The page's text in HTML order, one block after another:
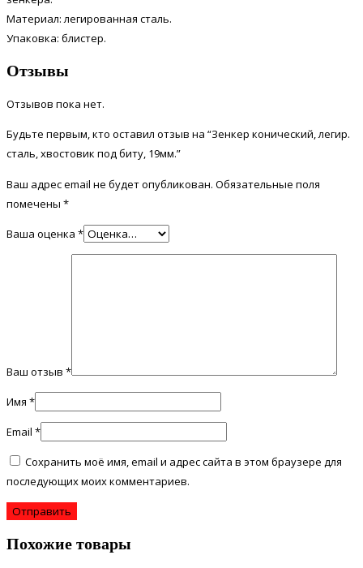
Материал: легированная сталь.
Упаковка: блистер.
Отзывы
Отзывов пока нет.
Будьте первым, кто оставил отзыв на “Зенкер конический, легир.
сталь, хвостовик под биту, 19мм.”
Ваш адрес email не будет опубликован. Обязательные поля
помечены *
Ваша оценка *
Ваш отзыв *
Имя *
Email *
Сохранить моё имя, email и адрес сайта в этом браузере для
последующих моих комментариев.
Похожие товары